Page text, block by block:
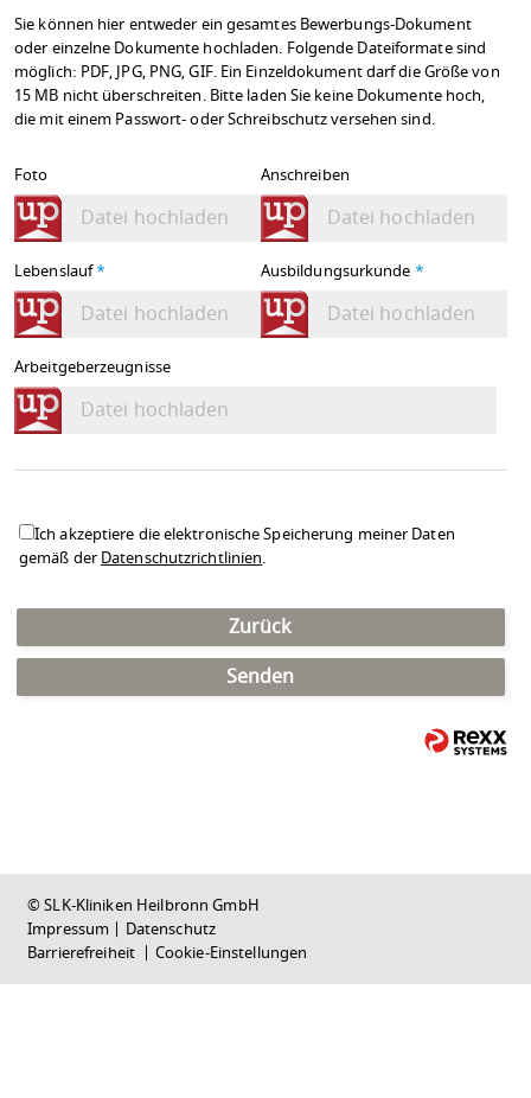
Sie können hier entweder ein gesamtes Bewerbungs-Dokument
oder einzelne Dokumente hochladen. Folgende Dateiformate sind
möglich: PDF, JPG, PNG, GIF. Ein Einzeldokument darf die Größe von
15 MB nicht überschreiten. Bitte laden Sie keine Dokumente hoch,
die mit einem Passwort- oder Schreibschutz versehen sind.
Foto
Datei hochladen
Anschreiben
Datei hochladen
Lebenslauf*
Datei hochladen
Ausbildungsurkunde *
Datei hochladen
Arbeitgeberzeugnisse
Datei hochladen
Ich akzeptiere die elektronische Speicherung meiner Daten
gemäß derDatenschutzrichtlinien.
Zurück
Senden
© SLK-Kliniken Heilbronn GmbH
Impressum | Datenschutz
Barrierefreiheit | Cookie-Einstellungen